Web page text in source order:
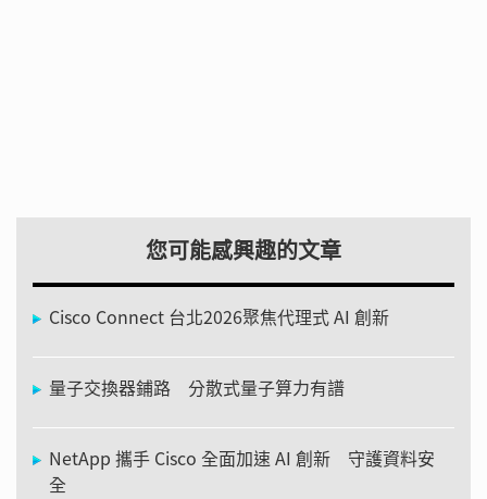
您可能感興趣的文章
Cisco Connect 台北2026聚焦代理式 AI 創新
量子交換器鋪路 分散式量子算力有譜
NetApp 攜手 Cisco 全面加速 AI 創新 守護資料安
全